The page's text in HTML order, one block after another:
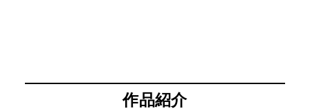
作品紹介